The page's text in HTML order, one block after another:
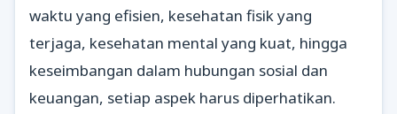
waktu yang efisien, kesehatan fisik yang
terjaga, kesehatan mental yang kuat, hingga
keseimbangan dalam hubungan sosial dan
keuangan, setiap aspek harus diperhatikan.